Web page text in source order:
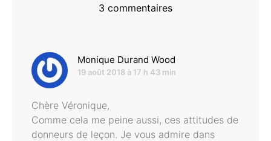
3 commentaires
Monique Durand Wood
19 août 2018 à 17 h 43 min
Chère Véronique,
Comme cela me peine aussi, ces attitudes de
donneurs de leçon. Je vous admire dans